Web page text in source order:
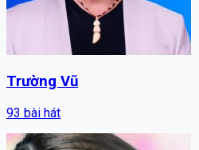
Trường Vũ
93 bài hát